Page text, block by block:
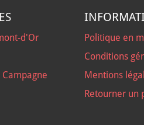
d'Or
Politique en
Conditions
Mentions
Retourner un